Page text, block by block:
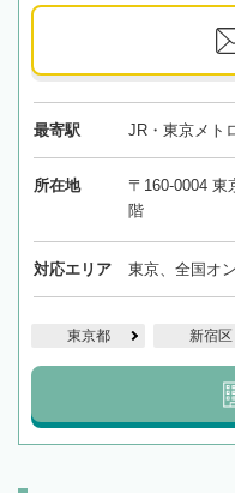
最寄駅 JR・東京メト
所在地
〒160-0004 東
階
対応エリア 東京、全国オ
東京都 新宿区